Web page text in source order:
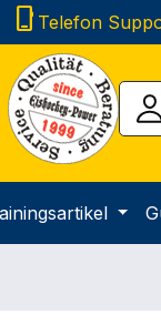
phone_iphone Telefon